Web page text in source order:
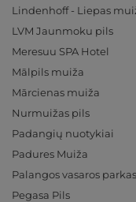
Lindenhoff - Liepas
LVM Jaunmoku pils
Meresuu SPA Hotel
Mālpils muiža
Mārcienas muiža
Nurmuižas pils
Padangių nuotykiai
Padures Muiža
Palangos vasaros parkas
Pegasa Pils